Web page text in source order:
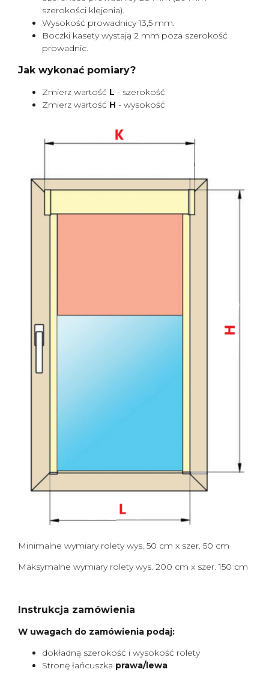
szerokości klejenia).
Wysokość prowadnicy 13,5 mm.
Boczki kasety wystają 2 mm poza szerokość
prowadnic.
Jak wykonać pomiary?
Zmierz wartość L - szerokość
Zmierz wartość H - wysokość
Minimalne wymiary rolety wys. 50 cm x szer. 50 cm
Maksymalne wymiary rolety wys. 200 cm x szer. 150 cm
Instrukcja zamówienia
W uwagach do zamówienia podaj:
dokładną szerokość i wysokość rolety
Stronę łańcuszka prawa/lewa